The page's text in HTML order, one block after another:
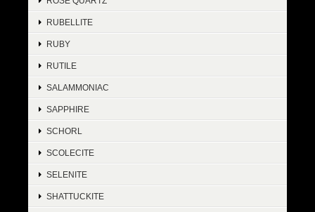
RUBELLITE
RUBY
RUTILE
SALAMMONIAC
SAPPHIRE
SCHORL
SCOLECITE
SELENITE
SHATTUCKITE